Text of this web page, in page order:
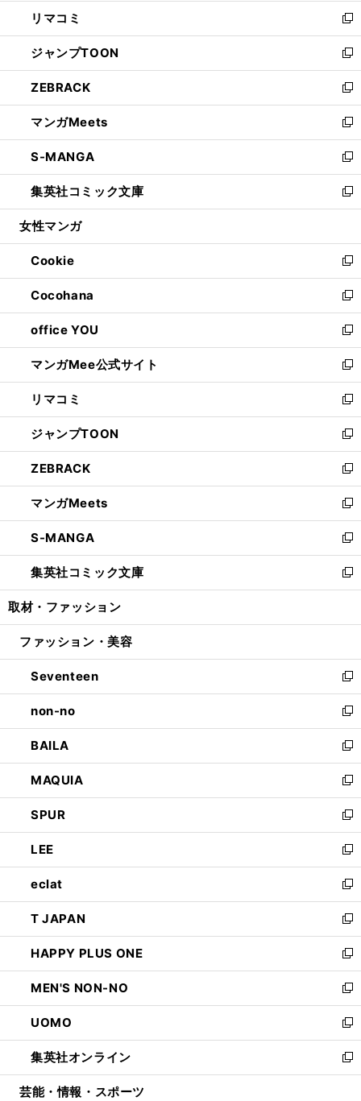
で
開
く
ド
ウ
で
開
く
ウ
ィ
ン
ド
ウ
で
開
く
し
い
ウ
ィ
ン
ド
ウ
で
開
く
リマコミ
新
し
い
ウ
ィ
ン
ド
ウ
で
開
く
ジャンプTOON
新
し
い
ウ
ィ
ン
ド
ウ
で
開
ZEBRACK
新
し
い
ウ
ィ
ン
ド
ウ
開
く
マンガMeets
新
し
い
ウ
ィ
ン
ウ
で
開
く
S-MANGA
新
し
い
ウ
ン
ド
ウ
で
開
く
集英社コミック文庫
新
し
ウ
ィ
ン
ド
ウ
で
開
く
女性マンガ
Cookie
新
し
い
ウ
ィ
ン
ド
ウ
で
開
く
Cocohana
新
し
い
ウ
ィ
ン
ド
ウ
で
開
く
office YOU
新
し
い
ウ
ィ
ン
ド
ウ
で
開
く
マンガMee公式サイト
新
し
い
ウ
ィ
ン
ド
ウ
で
開
く
リマコミ
新
し
い
ウ
ィ
ン
ド
ウ
で
開
く
ジャンプTOON
新
し
い
ウ
ィ
ン
ド
ウ
で
開
ZEBRACK
新
し
い
ウ
ィ
ン
ド
ウ
開
マンガMeets
新
し
い
ウ
ィ
ン
ウ
開
く
S-MANGA
新
し
い
ウ
ン
ウ
で
開
く
集英社コミック文庫
新
し
ウ
ン
ド
ウ
で
開
く
取材・ファッション
ファッション・美容
Seventeen
新
し
い
ウ
ィ
ン
ド
ウ
で
開
く
non-no
新
し
い
ウ
ィ
ン
ド
ウ
で
開
く
BAILA
新
し
い
ウ
ィ
ン
ド
ウ
で
開
く
MAQUIA
新
し
い
ウ
ィ
ン
ド
ウ
で
開
く
SPUR
新
し
い
ウ
ィ
ン
ド
ウ
で
開
く
LEE
新
し
い
ウ
ィ
ン
ド
ウ
で
開
く
eclat
新
し
い
ウ
ィ
ン
ド
ウ
で
開
く
T JAPAN
新
し
い
ウ
ィ
ン
ド
ウ
で
開
HAPPY PLUS ONE
新
し
い
ウ
ィ
ン
ド
ウ
MEN'S NON-NO
新
し
い
ウ
ィ
ン
UOMO
新
し
い
ウ
集英社オンライン
新
し
芸能・情報・スポーツ